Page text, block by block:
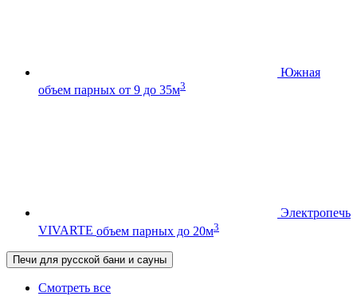
Южная
объем парных от 9 до 35м3
Электропечь
VIVARTE объем парных до 20м3
Печи для русской бани и сауны
Смотреть все